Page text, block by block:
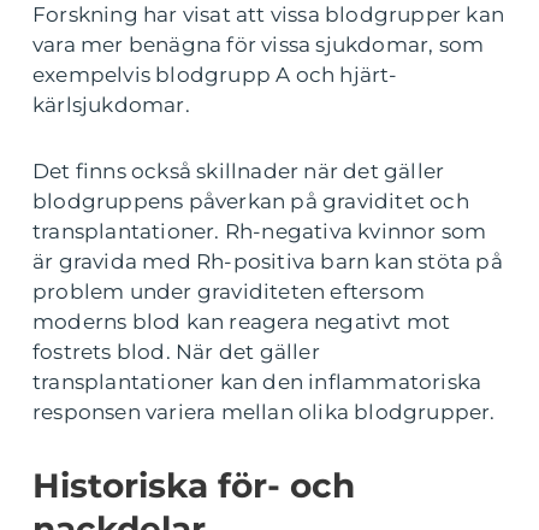
Forskning har visat att vissa blodgrupper kan
vara mer benägna för vissa sjukdomar, som
exempelvis blodgrupp A och hjärt-
kärlsjukdomar.
Det finns också skillnader när det gäller
blodgruppens påverkan på graviditet och
transplantationer. Rh-negativa kvinnor som
är gravida med Rh-positiva barn kan stöta på
problem under graviditeten eftersom
moderns blod kan reagera negativt mot
fostrets blod. När det gäller
transplantationer kan den inflammatoriska
responsen variera mellan olika blodgrupper.
Historiska för- och